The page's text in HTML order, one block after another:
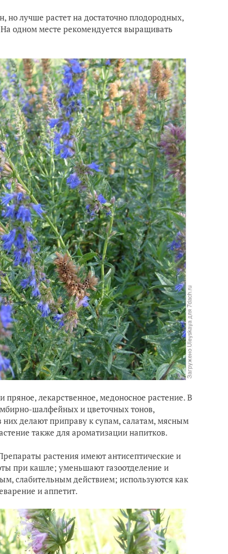
но лучше растет на достаточно плодородных,
одном месте рекомендуется выращивать
лекарственное, медоносное растение. В
шалфейных и цветочных тонов,
них делают приправу к супам, салатам, мясным
также для ароматизации напитков.
растения имеют антисептические и
при кашле; уменьшают газоотделение и
слабительным действием; используются как
и аппетит.